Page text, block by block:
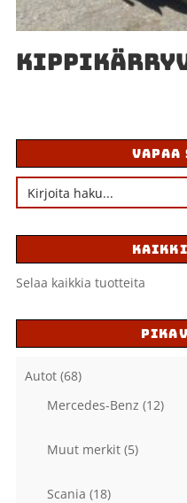
VAPAA
KAIKKI
Selaa kaikkia tuotteita
Autot (68)
Mercedes-Benz (12)
Muut merkit (5)
Scania (18)